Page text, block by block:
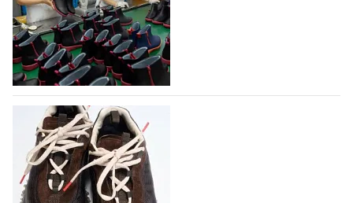
Российский маркетплейс Lamoda решил обновить
раздел для продажи продукции локальных
дизайнерских марок одежды, обуви и аксессуаров.
Бренды также получат маркетинговую…
06.08.2026 420
Объем мирового производства обуви в
2025 году практически не увеличился
В 2025 году мировое производство обуви
практически не изменилось, зафиксировав